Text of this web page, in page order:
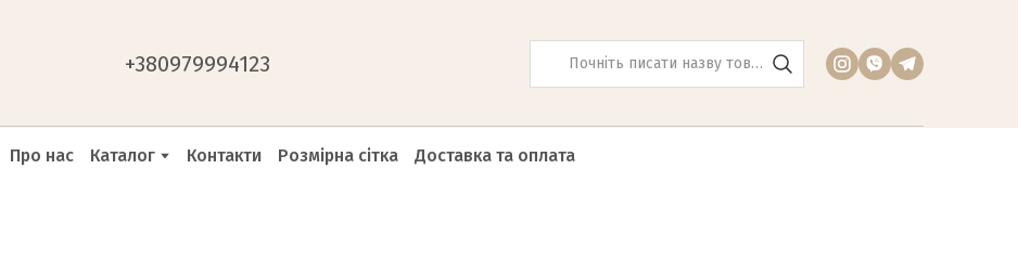
+380979994123
Про нас Каталог Контакти Розмірна сітка Доставка та оплата